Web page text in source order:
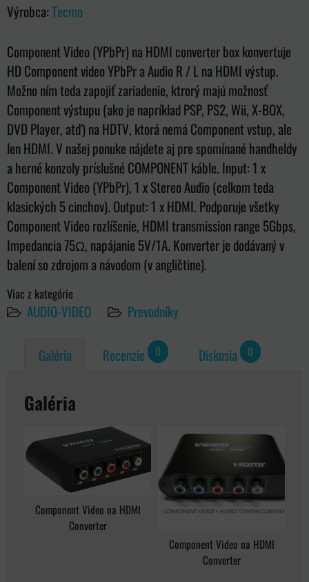
Výrobca:Tecmo
Component Video (YPbPr) na HDMI converter box konvertuje
HD Component video YPbPr a Audio R / L na HDMI výstup.
Možno ním teda zapojiť zariadenie, ktrorý majú možnosť
Component výstupu (ako je napríklad PSP, PS2, Wii, X-BOX,
DVD Player, atď) na HDTV, ktorá nemá Component vstup, ale
len HDMI. V našej ponuke nájdete aj pre spomínané handheldy
a herné konzoly príslušné COMPONENT káble. Input: 1 x
Component Video (YPbPr), 1 x Stereo Audio (celkom teda
klasických 5 cinchov). Output: 1 x HDMI. Podporuje všetky
Component Video rozlíšenie, HDMI transmission range 5Gbps,
Impedancia 75Ω, napájanie 5V/1A. Konverter je dodávaný v
balení so zdrojom a návodom (v angličtine).
Viac z kategórie
AUDIO-VIDEO Prevodníky
Galéria Recenzie 0 Diskusia 0
Galéria
Component Video na HDMI
Converter
Component Video na HDMI
Converter